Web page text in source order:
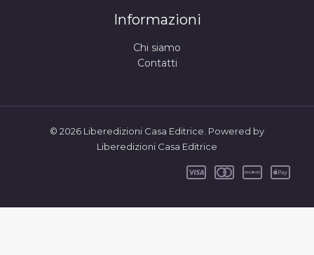
Informazioni
Chi siamo
Contatti
© 2026 Liberedizioni Casa Editrice. Powered by
Liberedizioni Casa Editrice